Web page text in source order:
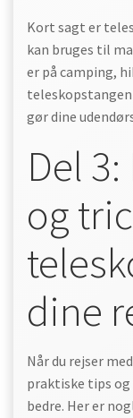
Kort sagt er
kan bruges til
er på camping,
gør dine
Del
og
dine
Når du rejser
praktiske tips og
bedre. Her er